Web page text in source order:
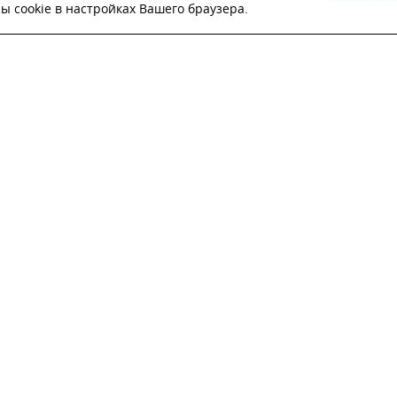
ЗАЯВКУ И НАШ МЕНЕДЖЕР СВЯЖЕТСЯ
cookie в настройках Вашего браузера.